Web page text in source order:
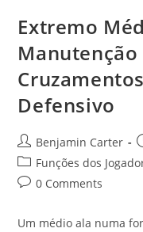
Extremo
Defensivo
Post
author:
Benjamin Carter
Post
category:
Funções dos
Post0 Comments
Um médio ala numa